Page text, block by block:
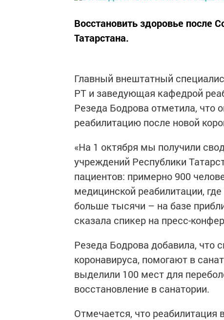
Восстановить здоровье после
Татарстана.
Главный внештатный
РТ и заведующая кафедрой
Резеда Бодрова отметила, что
реабилитацию после новой
«На 1 октября мы получили
учреждений Республики
пациентов: примерно 900
медицинской реабилитации,
больше тысячи – на базе
сказала спикер на пресс-
Резеда Бодрова добавила, что
коронавируса, помогают в
выделили 100 мест для
восстановление в санатории.
Отмечается, что реабилитация